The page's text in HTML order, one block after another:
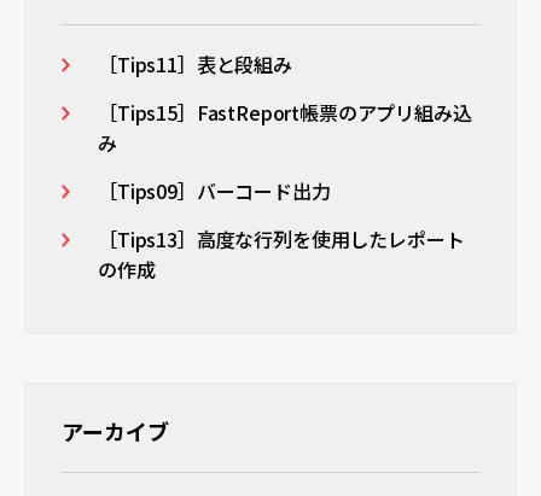
［Tips11］表と段組み
［Tips15］FastReport帳票のアプリ組み込
み
［Tips09］バーコード出力
［Tips13］高度な行列を使用したレポート
の作成
アーカイブ